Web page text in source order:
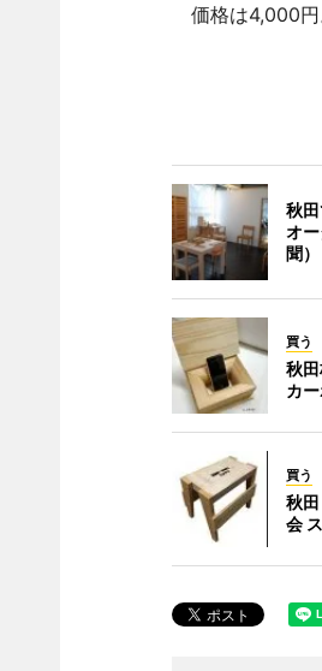
価格は4,000円
秋
オ
聞）
買う
秋
カ
買う
秋
会